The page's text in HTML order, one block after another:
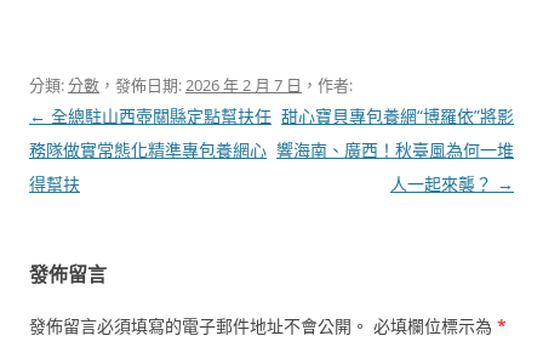
分類:分數 ，發佈日期:2026 年 2 月 7 日 ，作者:
文
章
導
← 全總駐山西壺關縣定點幫扶任
務隊做實常態化精準專包養網心
得幫扶
甜心寶貝專包養網“博羅依”將影
響海南、廣西！秋臺風為何一堆
人一起來襲？ →
發佈留言
發佈留言必須填寫的電子郵件地址不會公開。 必填欄位標示為 *